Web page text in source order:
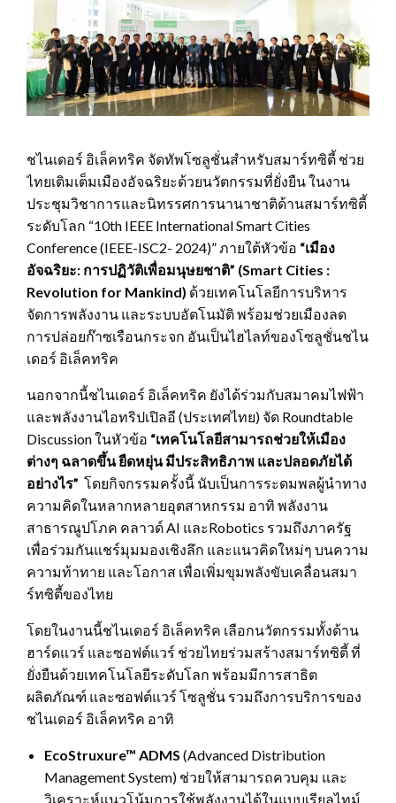
ชไนเดอร์ อิเล็คทริค จัดทัพโซลูชั่นสำหรับสมาร์ทซิตี้ ช่วย
ไทยเติมเต็มเมืองอัจฉริยะด้วยนวัตกรรมที่ยั่งยืน ในงาน
ประชุมวิชาการและนิทรรศการนานาชาติด้านสมาร์ทซิตี้
ระดับโลก “10th IEEE International Smart Cities
Conference (IEEE-ISC2- 2024)” ภายใต้หัวข้อ “เมือง
อัจฉริยะ: การปฏิวัติเพื่อมนุษยชาติ” (Smart Cities :
Revolution for Mankind) ด้วยเทคโนโลยีการบริหาร
จัดการพลังงาน และระบบอัตโนมัติ พร้อมช่วยเมืองลด
การปล่อยก๊าซเรือนกระจก อันเป็นไฮไลท์ของโซลูชั่นชไน
เดอร์ อิเล็คทริค
นอกจากนี้ชไนเดอร์ อิเล็คทริค ยังได้ร่วมกับสมาคมไฟฟ้า
และพลังงานไอทริปเปิลอี (ประเทศไทย) จัด Roundtable
Discussion ในหัวข้อ “เทคโนโลยีสามารถช่วยให้เมือง
ต่างๆ ฉลาดขึ้น ยืดหยุ่น มีประสิทธิภาพ และปลอดภัยได้
อย่างไร” โดยกิจกรรมครั้งนี้ นับเป็นการระดมพลผู้นำทาง
ความคิดในหลากหลายอุตสาหกรรม อาทิ พลังงาน
สาธารณูปโภค คลาวด์ AI และRobotics รวมถึงภาครัฐ
เพื่อร่วมกันแชร์มุมมองเชิงลึก และแนวคิดใหม่ๆ บนความ
ความท้าทาย และโอกาส เพื่อเพิ่มขุมพลังขับเคลื่อนสมา
ร์ทซิตี้ของไทย
โดยในงานนี้ชไนเดอร์ อิเล็คทริค เลือกนวัตกรรมทั้งด้าน
ฮาร์ดแวร์ และซอฟต์แวร์ ช่วยไทยร่วมสร้างสมาร์ทซิตี้ ที่
ยั่งยืนด้วยเทคโนโลยีระดับโลก พร้อมมีการสาธิต
ผลิตภัณฑ์ และซอฟต์แวร์ โซลูชั่น รวมถึงการบริการของ
ชไนเดอร์ อิเล็คทริค อาทิ
EcoStruxure™ ADMS (Advanced Distribution
Management System) ช่วยให้สามารถควบคุม และ
วิเคราะห์แนวโน้มการใช้พลังงานได้ในแบบเรียลไทม์